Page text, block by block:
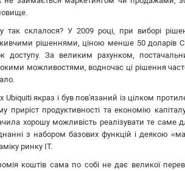
так склалося? У 2009 році, при виборі
рішеннями, ціною менше 50 доларів
доступу. За великим рахунком,
можливостями, водночас ці рішення
Ubiquiti якраз і був пов'язаний із цілком
приріст продуктивності та економію
хорошу можливість реалізувати те саме
з набором базових функцій і деякою
ринку IT.
коштів сама по собі не дає великої